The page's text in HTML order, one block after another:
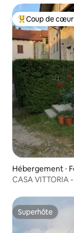
Coups de cœur
Coup de
Hébergement ⋅
CASA VITTORIA
Superhôte
Superhôte